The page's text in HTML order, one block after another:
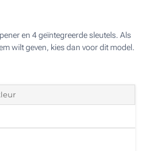
en 4 geïntegreerde sleutels. Als
wilt geven, kies dan voor dit model.